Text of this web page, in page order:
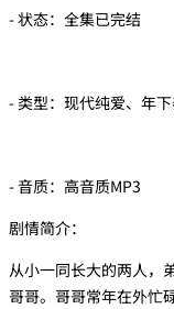
- 状态：全集已完结
- 类型：现代纯爱、年
- 音质：高音质MP3
剧情简介：
从小一同长大的两人，
哥哥。哥哥常年在外忙